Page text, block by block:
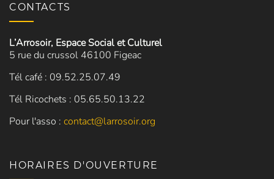
CONTACTS
L’Arrosoir, Espace Social et Culturel
5 rue du crussol 46100 Figeac
Tél café : 09.52.25.07.49
Tél Ricochets : 05.65.50.13.22
Pour l'asso : contact@larrosoir.org
HORAIRES D'OUVERTURE